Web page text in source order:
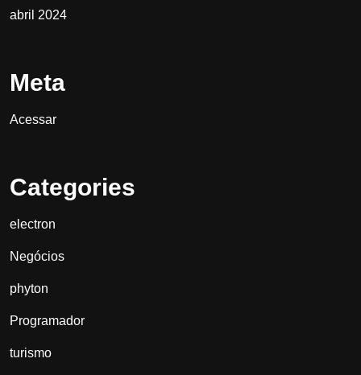
abril 2024
Meta
Acessar
Categories
electron
Negócios
phyton
Programador
turismo